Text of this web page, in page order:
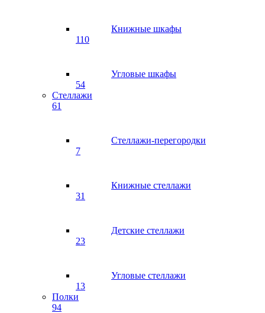
Книжные шкафы
110
Угловые шкафы
54
Стеллажи
61
Стеллажи-перегородки
7
Книжные стеллажи
31
Детские стеллажи
23
Угловые стеллажи
13
Полки
94